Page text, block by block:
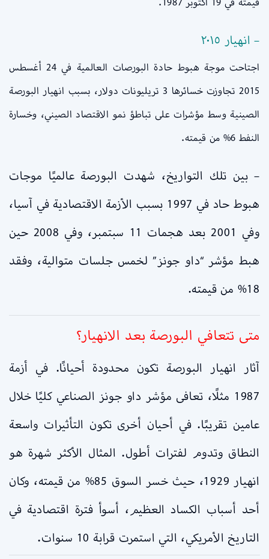
– انهيار ٢٠١٥
اجتاحت موجة هبوط حادة البورصات العالمية في 24 أغسطس
2015 تجاوزت خسائرها 3 تريليونات دولار، بسبب انهيار البورصة
الصينية وسط مؤشرات على تباطؤ نمو الاقتصاد الصيني، وخسارة
النفط 6% من قيمته.
– بين تلك التواريخ، شهدت البورصة عالميًا موجات
هبوط حاد في 1997 بسبب الأزمة الاقتصادية في آسيا،
وفي 2001 بعد هجمات 11 سبتمبر، وفي 2008 حين
هبط مؤشر “داو جونز” لخمس جلسات متوالية، وفقد
18% من قيمته.
متى تتعافي البورصة بعد الانهيار؟
آثار انهيار البورصة تكون محدودة أحيانًا. في أزمة
1987 مثلًا، تعافى مؤشر داو جونز الصناعي كليًا خلال
عامين تقريبًا. في أحيان أخرى تكون التأثيرات واسعة
النطاق وتدوم لفترات أطول. المثال الأكثر شهرة هو
انهيار 1929، حيث خسر السوق 85% من قيمته، وكان
أحد أسباب الكساد العظيم، أسوأ فترة اقتصادية في
التاريخ الأمريكي، التي استمرت قرابة 10 سنوات.